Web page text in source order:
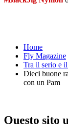
Home
Fly Magazine
Tra il serio e
Dieci buone
con un Pam
Questo sito